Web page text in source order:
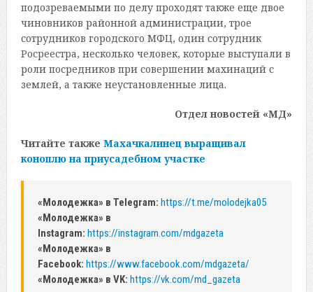
подозреваемыми по делу проходят также еще двое
чиновников районной администрации, трое
сотрудников городского МФЦ, один сотрудник
Росреестра, несколько человек, которые выступали в
роли посредников при совершении махинаций с
землей, а также неустановленные лица.
Отдел новостей «МД»
Читайте также Махачкалинец выращивал
коноплю на приусадебном участке
«Молодежка» в Telegram: https://t.me/molodejka05
«Молодежка» в
Instagram: https://instagram.com/mdgazeta
«Молодежка» в
Facebook: https://www.facebook.com/mdgazeta/
«Молодежка» в VK: https://vk.com/md_gazeta